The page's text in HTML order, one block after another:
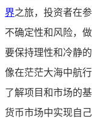
界之旅，投资者在
不确定性和风险，
要保持理性和冷静
像在茫茫大海中航
了解项目和市场的
货币市场中实现自